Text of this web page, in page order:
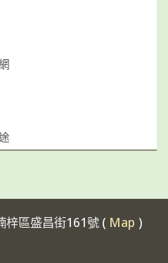
梓區盛昌街161號 ( Map )